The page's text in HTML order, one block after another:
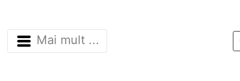
Mai mult ...